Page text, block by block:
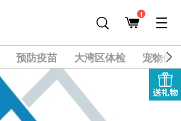
1
预防疫苗 大湾区体检 宠物健
送礼物